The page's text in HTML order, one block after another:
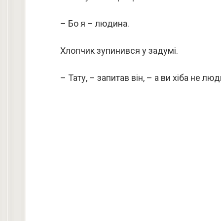
– Бо я – людина.
Хлопчик зупинився у задумі.
– Тату, – запитав він, – а ви хіба не